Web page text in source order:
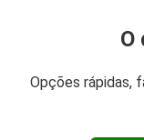
O
Opções rápidas,